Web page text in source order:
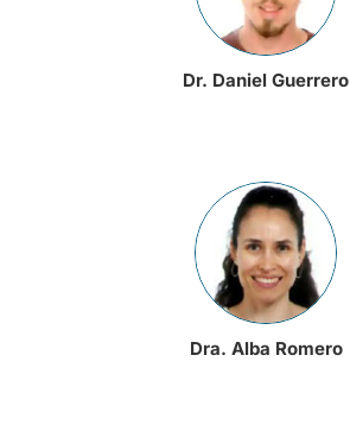
Dr. Daniel Guerrero
Dra. Alba Romero